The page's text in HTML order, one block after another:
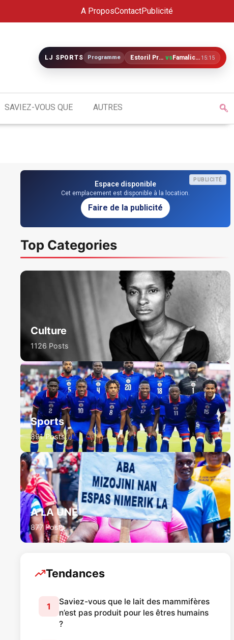
A ProposContactPublicité
LJ SPORTS Programme Estoril Praia vs Famalicão 15:15
SAVIEZ-VOUS QUE AUTRES
PUBLICITÉ
Espace disponible
Cet emplacement est disponible à la location.
Faire de la publicité
Top Categories
Culture
1126 Posts
Sports
891 Posts
A LA UNE
877 Posts
Tendances
1
Saviez-vous que le lait des mammifères
n’est pas produit pour les êtres humains
?